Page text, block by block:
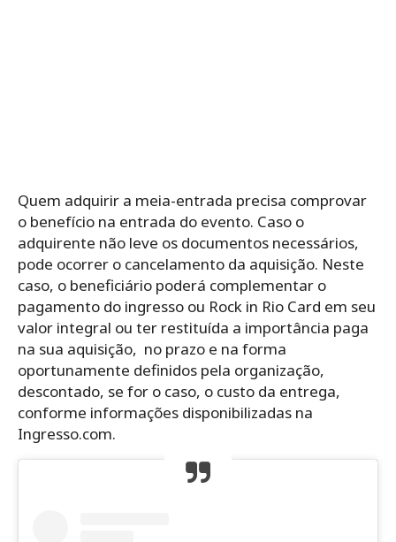
Quem adquirir a meia-entrada precisa comprovar
o benefício na entrada do evento. Caso o
adquirente não leve os documentos necessários,
pode ocorrer o cancelamento da aquisição. Neste
caso, o beneficiário poderá complementar o
pagamento do ingresso ou Rock in Rio Card em seu
valor integral ou ter restituída a importância paga
na sua aquisição, no prazo e na forma
oportunamente definidos pela organização,
descontado, se for o caso, o custo da entrega,
conforme informações disponibilizadas na
Ingresso.com.